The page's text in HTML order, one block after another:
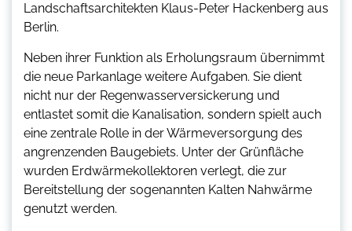
Landschaftsarchitekten Klaus-Peter Hackenberg aus
Berlin.
Neben ihrer Funktion als Erholungsraum übernimmt
die neue Parkanlage weitere Aufgaben. Sie dient
nicht nur der Regenwasserversickerung und
entlastet somit die Kanalisation, sondern spielt auch
eine zentrale Rolle in der Wärmeversorgung des
angrenzenden Baugebiets. Unter der Grünfläche
wurden Erdwärmekollektoren verlegt, die zur
Bereitstellung der sogenannten Kalten Nahwärme
genutzt werden.